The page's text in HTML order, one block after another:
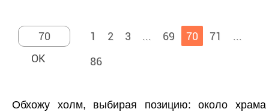
1 2 3 ... 69 70 71
...
86
Обхожу холм, выбирая позицию: около храма